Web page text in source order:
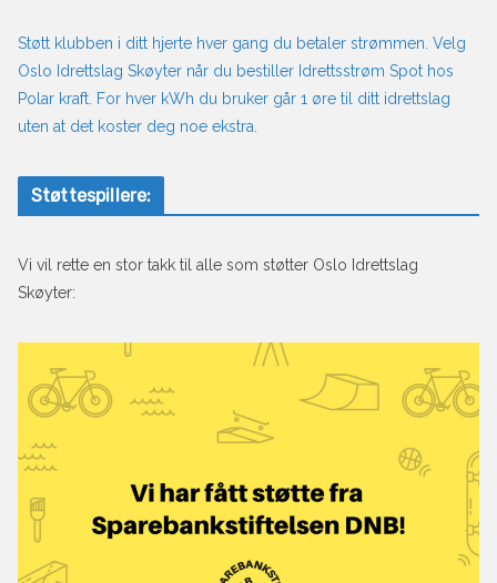
Støtt klubben i ditt hjerte hver gang du betaler strømmen. Velg
Oslo Idrettslag Skøyter når du bestiller Idrettsstrøm Spot hos
Polar kraft. For hver kWh du bruker går 1 øre til ditt idrettslag
uten at det koster deg noe ekstra.
Støttespillere:
Vi vil rette en stor takk til alle som støtter Oslo Idrettslag
Skøyter: